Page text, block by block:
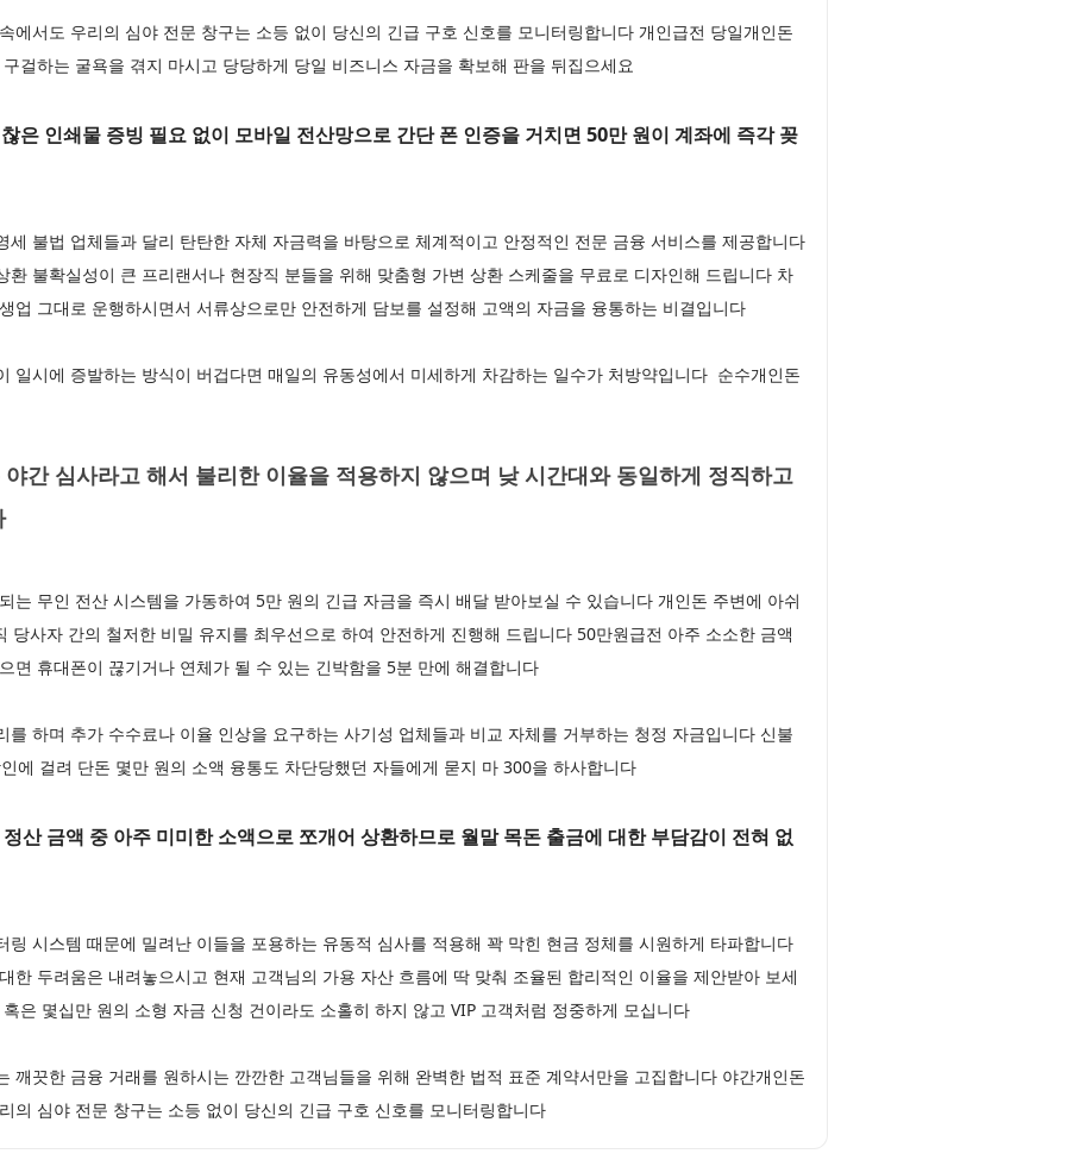
에서도 우리의 심야 전문 창구는 소등 없이 당신의 긴급 구호 신호를 모니터링합니다 개인급전 당일개인돈
걸하는 굴욕을 겪지 마시고 당당하게 당일 비즈니스 자금을 확보해 판을 뒤집으세요
은 인쇄물 증빙 필요 없이 모바일 전산망으로 간단 폰 인증을 거치면 50만 원이 계좌에 즉각 꽂
세 불법 업체들과 달리 탄탄한 자체 자금력을 바탕으로 체계적이고 안정적인 전문 금융 서비스를 제공합니다
환 불확실성이 큰 프리랜서나 현장직 분들을 위해 맞춤형 가변 상환 스케줄을 무료로 디자인해 드립니다 차
업 그대로 운행하시면서 서류상으로만 안전하게 담보를 설정해 고액의 자금을 융통하는 비결입니다
일시에 증발하는 방식이 버겁다면 매일의 유동성에서 미세하게 차감하는 일수가 처방약입니다 순수개인돈
간 심사라고 해서 불리한 이율을 적용하지 않으며 낮 시간대와 동일하게 정직하고
는 무인 전산 시스템을 가동하여 5만 원의 긴급 자금을 즉시 배달 받아보실 수 있습니다 개인돈 주변에 아쉬
당사자 간의 철저한 비밀 유지를 최우선으로 하여 안전하게 진행해 드립니다 50만원급전 아주 소소한 금액
면 휴대폰이 끊기거나 연체가 될 수 있는 긴박함을 5분 만에 해결합니다
를 하며 추가 수수료나 이율 인상을 요구하는 사기성 업체들과 비교 자체를 거부하는 청정 자금입니다 신불
에 걸려 단돈 몇만 원의 소액 융통도 차단당했던 자들에게 묻지 마 300을 하사합니다
산 금액 중 아주 미미한 소액으로 쪼개어 상환하므로 월말 목돈 출금에 대한 부담감이 전혀 없
링 시스템 때문에 밀려난 이들을 포용하는 유동적 심사를 적용해 꽉 막힌 현금 정체를 시원하게 타파합니다
한 두려움은 내려놓으시고 현재 고객님의 가용 자산 흐름에 딱 맞춰 조율된 합리적인 이율을 제안받아 보세
은 몇십만 원의 소형 자금 신청 건이라도 소홀히 하지 않고 VIP 고객처럼 정중하게 모십니다
깨끗한 금융 거래를 원하시는 깐깐한 고객님들을 위해 완벽한 법적 표준 계약서만을 고집합니다 야간개인돈
의 심야 전문 창구는 소등 없이 당신의 긴급 구호 신호를 모니터링합니다